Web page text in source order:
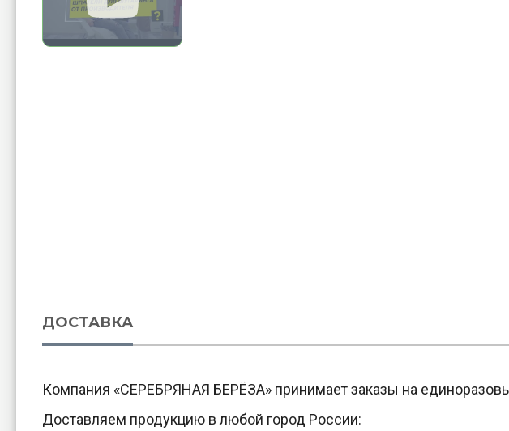
ДОСТАВКА
Компания «СЕРЕБРЯНАЯ БЕРЁЗА» принимает заказы на
Доставляем продукцию в любой город России: